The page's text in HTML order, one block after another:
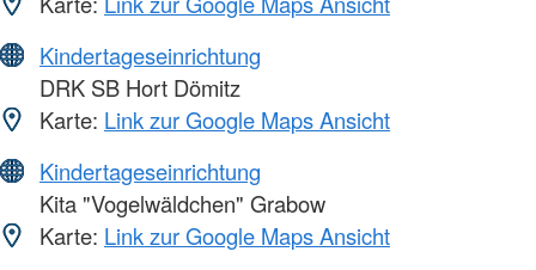
Kindertageseinrichtung
DRK SB Hort Dömitz
Karte: Link zur Google Maps Ansicht
Kindertageseinrichtung
Kita "Vogelwäldchen" Grabow
Karte: Link zur Google Maps Ansicht